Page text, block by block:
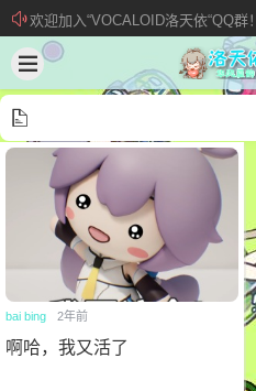
欢迎加入“VOCALOID洛天依“QQ群！
加入本站管理团队
新 • 文章发布须知
bai bing 2年前
啊哈，我又活了